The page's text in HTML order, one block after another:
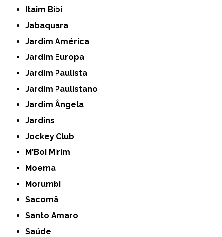
Itaim Bibi
Jabaquara
Jardim América
Jardim Europa
Jardim Paulista
Jardim Paulistano
Jardim Ângela
Jardins
Jockey Club
M'Boi Mirim
Moema
Morumbi
Sacomã
Santo Amaro
Saúde